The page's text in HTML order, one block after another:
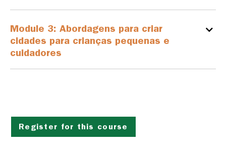
Module 3: Abordagens para criar
cidades para crianças pequenas e
cuidadores
Register for this course